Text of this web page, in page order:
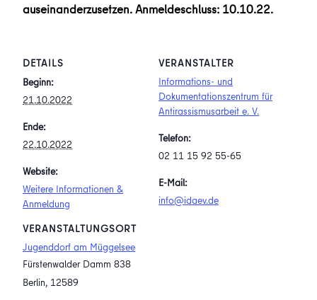
auseinanderzusetzen. Anmeldeschluss: 10.10.22.
DETAILS
Beginn:
21.10.2022
Ende:
22.10.2022
Website:
Weitere Informationen &
Anmeldung
VERANSTALTUNGSORT
Jugenddorf am Müggelsee
Fürstenwalder Damm 838
Berlin, 12589
VERANSTALTER
Informations- und
Dokumentationszentrum für
Antirassismusarbeit e. V.
Telefon:
02 11 15 92 55-65
E-Mail:
info@idaev.de